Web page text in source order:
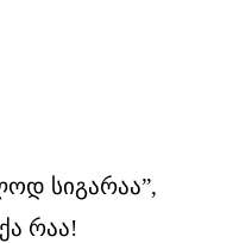
სიგარაა”,
რაა!